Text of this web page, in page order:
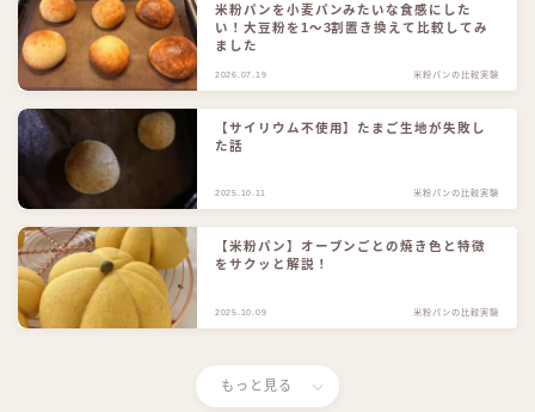
米粉パンを小麦パンみたいな食感にした
い！大豆粉を1〜3割置き換えて比較してみ
ました
2026.07.19 米粉パンの比較実験
【サイリウム不使用】たまご生地が失敗し
た話
2025.10.11 米粉パンの比較実験
【米粉パン】オーブンごとの焼き色と特徴
をサクッと解説！
2025.10.09 米粉パンの比較実験
もっと見る